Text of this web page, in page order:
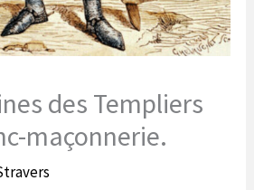
des Templiers
maçonnerie.